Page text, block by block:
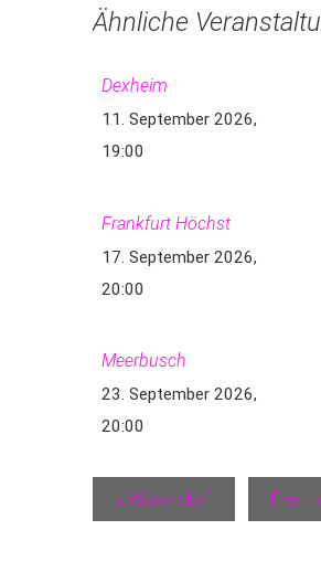
Ähnliche
Dexheim
11. September 2026,
19:00
Frankfurt Höchst
17. September 2026,
20:00
Meerbusch
23. September 2026,
20:00
« Warendorf